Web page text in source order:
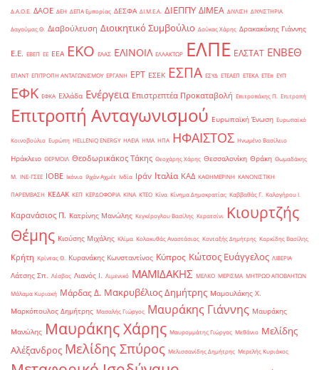
Δ.Α.Ο.Ε. ΔΑΟΕ ΔΕΗ ΔΕΠΑ Εμπορίας ΔΕΣΦΑ ΔΙ.Μ.Ε.Α. ΔΙΕΠΠΥ ΔΙΜΕΑ ΔΙΥΛΙΣΗ ΔΙΥΛΙΣΤΗΡΙΑ
Δαγούμας Θ. Διαβούλευση Διοικητικό Συμβούλιο Δούκας Χάρης Δρακακάκης Γιάννης
Ε.Ε. ΕΒΕΠ ΕΕ ΕΕΑ ΕΚΟ ΕΛΑΣ ΕΛΙΝΟΙΛ ΕΛΛΑΚΤΩΡ ΕΛΠΕ ΕΛΣΤΑΤ ΕΝΒΕΘ
ΕΠΑΝΤ ΕΠΙΤΡΟΠΗ ΑΝΤΑΓΩΝΙΣΜΟΥ ΕΡΓΑΝΗ ΕΡΤ ΕΣΕΚ ΕΣΠΑ ΕΣΥΔ ΕΤΕΑΕΠ ΕΤΕΚΑ ΕΤΕπ ΕΥΠ
ΕΦΚ ΕΦΚΑ Ελλάδα Ενέργεια Επιστρεπτέα Προκαταβολή Επιτροπάκης Π. Επιτροπή
Επιτροπή Ανταγωνισμού Ευρωπαϊκή Ένωση Ευρωπαϊκό
Κοινοβούλιο Ευρώπη ΗELLENiQ ENERGY ΗΛΕΙΑ ΗΜΑ ΗΠΑ ΗΦΑΙΣΤΟΣ Ηνωμένο Βασίλειο
Ηράκλειο ΘΕΡΜΟΙΛ Θεοδωρικάκος Τάκης Θεοχάρης Χάρης Θεσσαλονίκη Θράκη Θωμαδάκης
Μ. ΙΝΕ-ΓΣΕΕ ΙΟΒΕ Ικόνιο Ιλχάν Αχμέτ Ινδία Ιράν Ιταλία ΚΑΔ ΚΑΘΗΜΕΡΙΝΗ ΚΑΝΟΝΙΣΤΙΚΗ
ΠΑΡΕΜΒΑΣΗ ΚΕΔΑΚ ΚΕΠ ΚΕΡΔΟΦΟΡΙΑ ΚΙΝΑ ΚΤΕΟ Κίνα Κίνημα Δημοκρατίας Καββαθάς Γ. Καλογήρου Ι.
Καρανάσιος Π. Κατρίνης Μανώλης Κεγκέρογλου Βασίλης Κερατσίνι
Κιουρτζής
Θέμης Κιούσης Μιχάλης Κλίμα Κολοκυθάς Αναστάσιος Κονταξής Δημήτρης Κορκίδης Βασίλης
Κρήτη Κρίντας Θ. Κυρανάκης Κωνσταντίνος Κύπρος Κώτσος Ευάγγελος ΛΙΒΕΡΙΑ
Λάτσης Σπ. Λέσβος Λιανός Ι. Λιμενικό ΜΑΜΙΔΑΚΗΣ ΜΕΛΚΟ ΜΕΡΙΣΜΑ ΜΗΤΡΩΟ ΑΠΟΒΛΗΤΩΝ
Μάλαμα Κυριακή Μάρδας Δ. Μακρυβέλιος Δημήτρης Μαμουλάκης Χ.
Μαρκόπουλος Δημήτρης Μασαλής Γιώργος Μαυράκης Γιάννης Μαυράκης
Μανώλης Μαυράκης Χάρης Μαυρομμάτης Γιώργος Μεθάνιο Μελίδης
Αλέξανδρος Μελίδης Σπύρος Μελισσανίδης Δημήτρης Μερελής Κυριάκος